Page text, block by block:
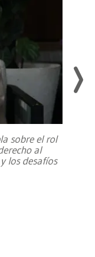
sobre el rol
al
los desafíos